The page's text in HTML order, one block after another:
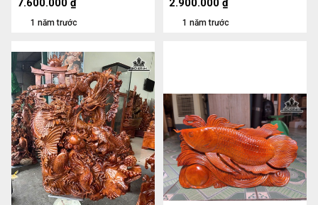
1 năm trước
7.600.000 ₫
1 năm trước
2.900.000 ₫